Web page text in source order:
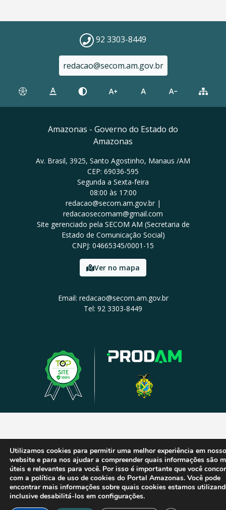
92 3303-8449
redacao@secom.am.gov.br
Amazonas - Governo do Estado do
Amazonas
Av. Brasil, 3925, Santo Agostinho, Manaus /AM
CEP: 69036-595
Segunda a Sexta-feira
08:00 às 17:00
redacao@secom.am.gov.br |
redacaosecomam@gmail.com
Site gerenciado pela SECOM AM (Secretaria de
Estado de Comunicação Social)
CNPJ: 04665345/0001-15
Ver no mapa
Email: redacao@secom.am.gov.br
Tel: 92 3303-8449
Utilizamos cookies para permitir uma melhor experiência em nosso
website e para nos ajudar a compreender quais informações são
úteis e relevantes para você. Por isso é importante que você
com a política de uso de cookies do Portal Amazonas. Você pode
encontrar mais informações sobre quais cookies estamos
inclusive desabilitá-los em configurações.